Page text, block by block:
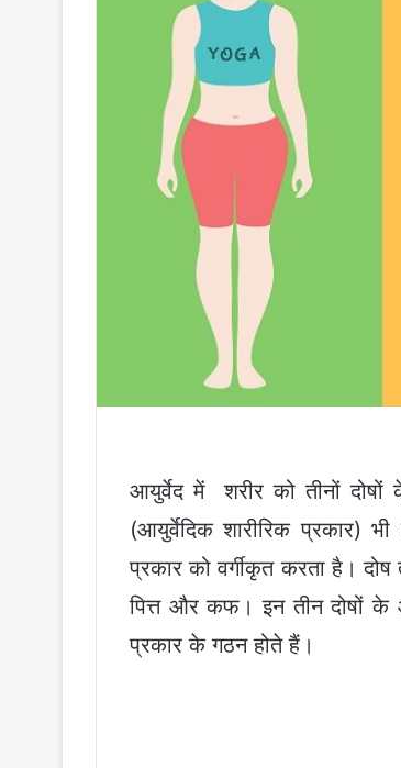
आयुर्वेद में शरीर को तीनों दोषों
(आयुर्वेदिक शारीरिक प्रकार)
प्रकार को वर्गीकृत करता है।
पित्त और कफ। इन तीन दोषों के
प्रकार के गठन होते हैं।